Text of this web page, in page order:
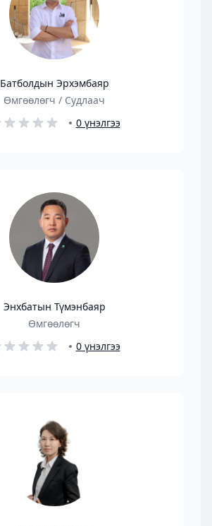
Батболдын Эрхэмбаяр
Өмгөөлөгч / Судлаач
0 үнэлгээ
Энхбатын Түмэнбаяр
Өмгөөлөгч
0 үнэлгээ